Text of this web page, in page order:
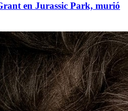
en Jurassic Park, murió